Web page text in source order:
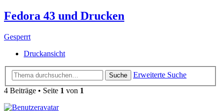
Fedora 43 und Drucken
Gesperrt
Druckansicht
Suche
Erweiterte Suche
4 Beiträge • Seite 1 von 1